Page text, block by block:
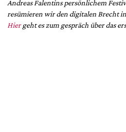
Andreas Falentins persönlichem
resümieren wir den digitalen Brecht
Hiergeht es zum gespräch über das